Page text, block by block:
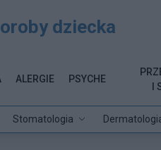
dziecka
Stomatologia
ALERGIE PSYCHE
I